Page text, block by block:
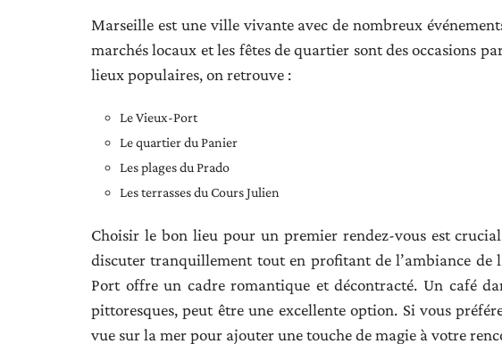
Marseille est une ville vivante avec de nombreux
marchés locaux et les fêtes de quartier sont des occasions
lieux populaires, on retrouve :
Le Vieux-Port
Le quartier du Panier
Les plages du Prado
Les terrasses du Cours Julien
Choisir le bon lieu pour un premier rendez-vous est
discuter tranquillement tout en profitant de l’ambiance de
Port offre un cadre romantique et décontracté. Un café
pittoresques, peut être une excellente option. Si vous
vue sur la mer pour ajouter une touche de magie à votre